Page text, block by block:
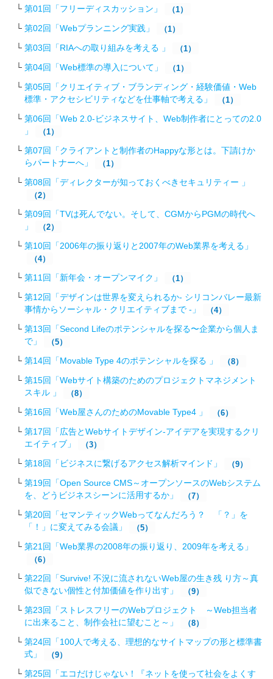
第01回「フリーディスカッション」 （1）
第02回「Webプランニング実践」 （1）
第03回「RIAへの取り組みを考える 」 （1）
第04回「Web標準の導入について」 （1）
第05回「クリエイティブ・ブランディング・経験価値・Web
標準・アクセシビリティなどを仕事軸で考える」
（1）
第06回「Web 2.0-ビジネスサイト、Web制作者にとっての2.0
」
（1）
第07回「クライアントと制作者のHappyな形とは。下請けか
らパートナーへ」
（1）
第08回「ディレクターが知っておくべきセキュリティー 」
（2）
第09回「TVは死んでない。そして、CGMからPGMの時代へ
」
（2）
第10回「2006年の振り返りと2007年のWeb業界を考える」
（4）
第11回「新年会・オープンマイク」 （1）
第12回「デザインは世界を変えられるか- シリコンバレー最新
事情からソーシャル・クリエイティブまで -」
（4）
第13回「Second Lifeのポテンシャルを探る〜企業から個人ま
で」
（5）
第14回「Movable Type 4のポテンシャルを探る 」 （8）
第15回「Webサイト構築のためのプロジェクトマネジメント
スキル 」
（8）
第16回「Web屋さんのためのMovable Type4 」 （6）
第17回「広告とWebサイトデザイン-アイデアを実現するクリ
エイティブ」
（3）
第18回「ビジネスに繋げるアクセス解析マインド」 （9）
第19回「Open Source CMS～オープンソースのWebシステム
を、どうビジネスシーンに活用するか」
（7）
第20回「セマンティックWebってなんだろう？ 「？」を
「！」に変えてみる会議」
（5）
第21回「Web業界の2008年の振り返り、2009年を考える」
（6）
第22回「Survive! 不況に流されないWeb屋の生き残 り方～真
似できない個性と付加価値を作り出す」
（9）
第23回「ストレスフリーのWebプロジェクト ～Web担当者
に出来ること、制作会社に望むこと～」
（8）
第24回「100人で考える、理想的なサイトマップの形と標準書
式」
（9）
第25回「エコだけじゃない！『ネットを使って社会をよくす